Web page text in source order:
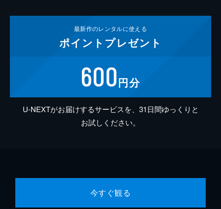
最新作のレンタルに使える
ポイント プレゼント
600円分
U-NEXTがお届けするサービスを、31日間ゆっくりと
お試しください。
今すぐ観る